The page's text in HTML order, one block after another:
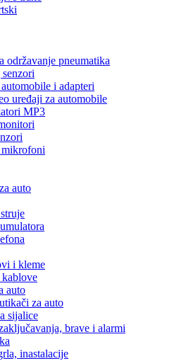
održavanje pneumatika
i adapteri
uređaji za automobile
MP3
auto
i kleme
kablove
auto
za auto
sijalice
brave i alarmi
inastalacije